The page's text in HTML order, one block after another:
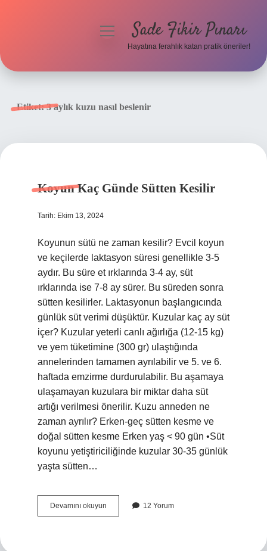
menüyüSade Fikir Pınarı
Hayatına ferahlık katan pratik öneriler!
Etiket:3 aylık kuzu nasıl beslenir
Koyun Kaç Günde Sütten Kesilir
Tarih: Ekim 13, 2024
Koyunun sütü ne zaman kesilir? Evcil koyun
ve keçilerde laktasyon süresi genellikle 3-5
aydır. Bu süre et ırklarında 3-4 ay, süt
ırklarında ise 7-8 ay sürer. Bu süreden sonra
sütten kesilirler. Laktasyonun başlangıcında
günlük süt verimi düşüktür. Kuzular kaç ay süt
içer? Kuzular yeterli canlı ağırlığa (12-15 kg)
ve yem tüketimine (300 gr) ulaştığında
annelerinden tamamen ayrılabilir ve 5. ve 6.
haftada emzirme durdurulabilir. Bu aşamaya
ulaşamayan kuzulara bir miktar daha süt
artığı verilmesi önerilir. Kuzu anneden ne
zaman ayrılır? Erken-geç sütten kesme ve
doğal sütten kesme Erken yaş < 90 gün •Süt
koyunu yetiştiriciliğinde kuzular 30-35 günlük
yaşta sütten…
Devamını okuyun
Kaç
12 Yorum